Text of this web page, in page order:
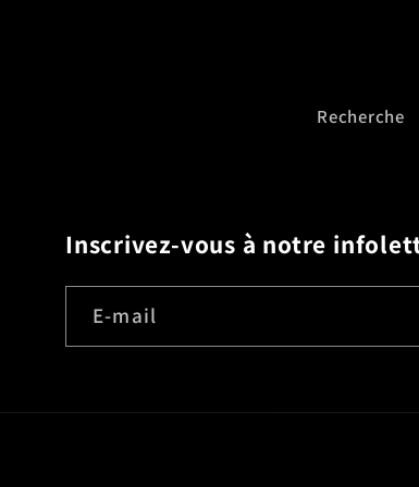
Recherche
Inscrivez-vous à notre
E-mail